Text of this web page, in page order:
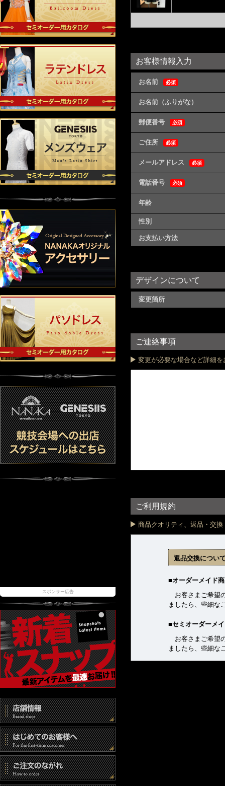
スポンサー広告
お客様情報入力
お名前 必須
お名前（ふりがな）
郵便番号 必須
ご住所 必須
メールアドレス 必須
電話番号 必須
年齢
性別
お支払い方法
デザインについて
変更箇所
ご連絡事項
変更が必要な場合など詳細
ご利用規約
商品クオリティ、返品・交
返品交換につい
■オーダーメイド
お客さまご希望
ましたら、些細な
■セミオーダーメ
お客さまご希望
ましたら、些細な